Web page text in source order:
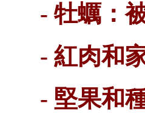
- 牡蠣：
- 紅肉和
- 堅果和